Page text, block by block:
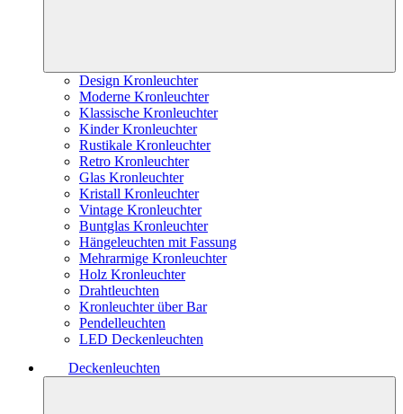
Design Kronleuchter
Moderne Kronleuchter
Klassische Kronleuchter
Kinder Kronleuchter
Rustikale Kronleuchter
Retro Kronleuchter
Glas Kronleuchter
Kristall Kronleuchter
Vintage Kronleuchter
Buntglas Kronleuchter
Hängeleuchten mit Fassung
Mehrarmige Kronleuchter
Holz Kronleuchter
Drahtleuchten
Kronleuchter über Bar
Pendelleuchten
LED Deckenleuchten
Deckenleuchten